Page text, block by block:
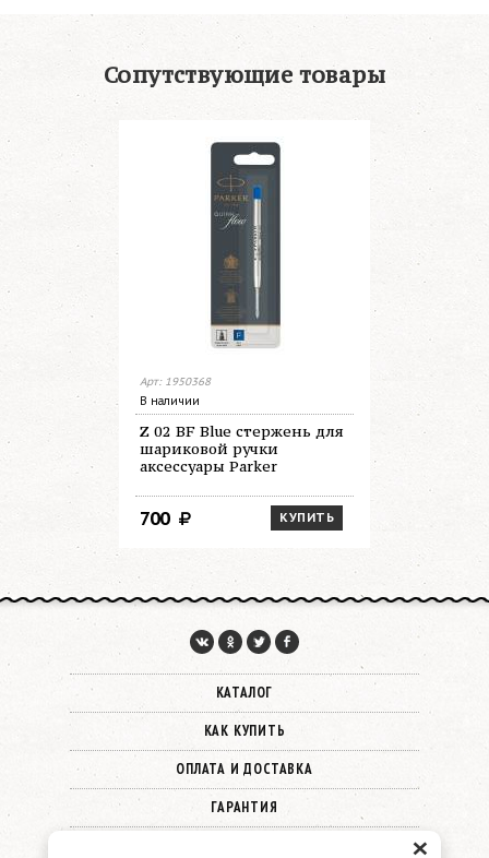
Сопутствующие товары
Арт: 1950368
В наличии
Z 02 BF Blue стержень для
шариковой ручки
аксессуары Parker
КУПИТЬ
700
КАТАЛОГ
КАК КУПИТЬ
ОПЛАТА И ДОСТАВКА
ГАРАНТИЯ
×